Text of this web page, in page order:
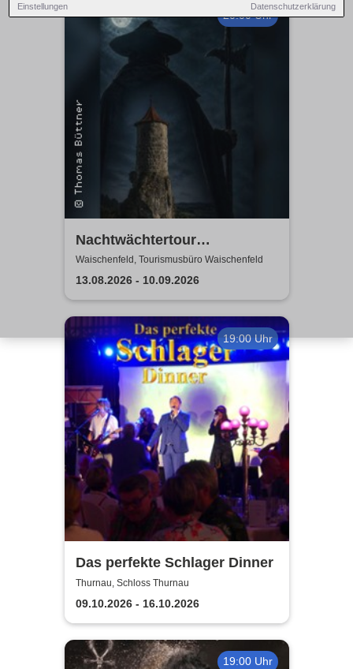
Einstellungen Datenschutzerklärung
20:00 Uhr
Nachtwächtertour
Waischenfeld
Waischenfeld, Tourismusbüro Waischenfeld
13.08.2026 - 10.09.2026
19:00 Uhr
Das perfekte Schlager Dinner
Thurnau, Schloss Thurnau
09.10.2026 - 16.10.2026
19:00 Uhr